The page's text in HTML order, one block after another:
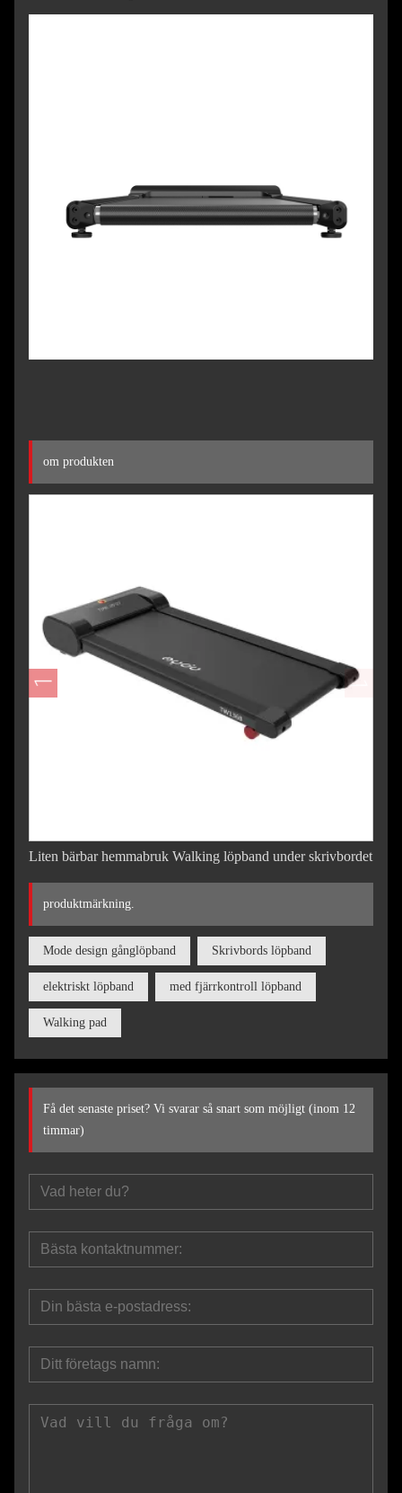
om produkten
Liten bärbar hemmabruk Walking löpband under skrivbordet
produktmärkning.
Mode design gånglöpband Skrivbords löpband
elektriskt löpband med fjärrkontroll löpband
Walking pad
Få det senaste priset? Vi svarar så snart som möjligt (inom 12
timmar)